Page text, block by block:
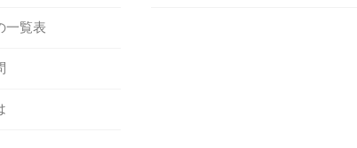
一覧表